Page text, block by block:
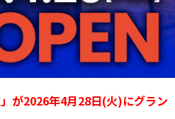
が2026年4月28日(火)にグラン